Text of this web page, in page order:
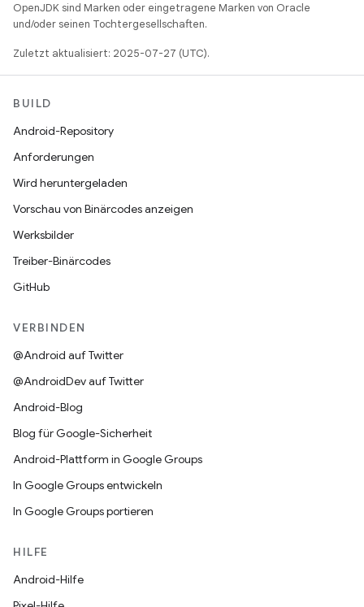
OpenJDK sind Marken oder eingetragene Marken von Oracle
und/oder seinen Tochtergesellschaften.
Zuletzt aktualisiert: 2025-07-27 (UTC).
BUILD
Android-Repository
Anforderungen
Wird heruntergeladen
Vorschau von Binärcodes anzeigen
Werksbilder
Treiber-Binärcodes
GitHub
VERBINDEN
@Android auf Twitter
@AndroidDev auf Twitter
Android-Blog
Blog für Google-Sicherheit
Android-Plattform in Google Groups
In Google Groups entwickeln
In Google Groups portieren
HILFE
Android-Hilfe